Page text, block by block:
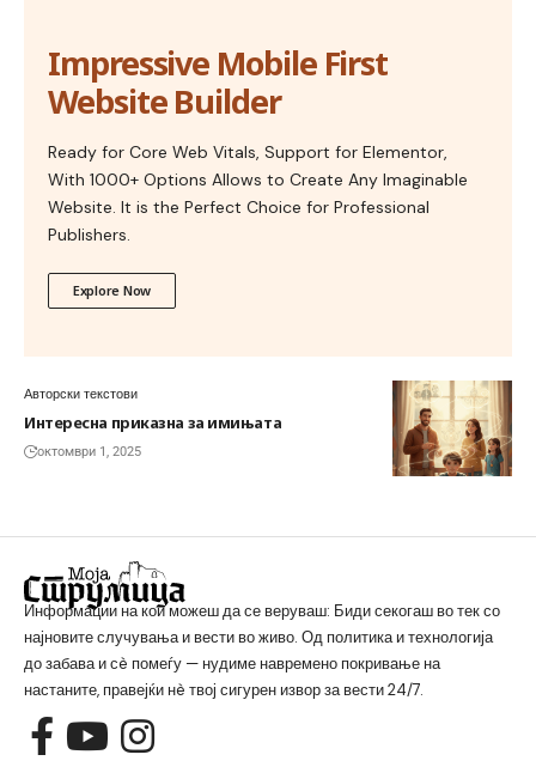
Impressive Mobile First
Website Builder
Ready for Core Web Vitals, Support for Elementor,
With 1000+ Options Allows to Create Any Imaginable
Website. It is the Perfect Choice for Professional
Publishers.
Explore Now
Авторски текстови
Интересна приказна за имињата
октомври 1, 2025
Информации на кои можеш да се веруваш: Биди секогаш во тек со
најновите случувања и вести во живо. Од политика и технологија
до забава и сè помеѓу — нудиме навремено покривање на
настаните, правејќи нè твој сигурен извор за вести 24/7.